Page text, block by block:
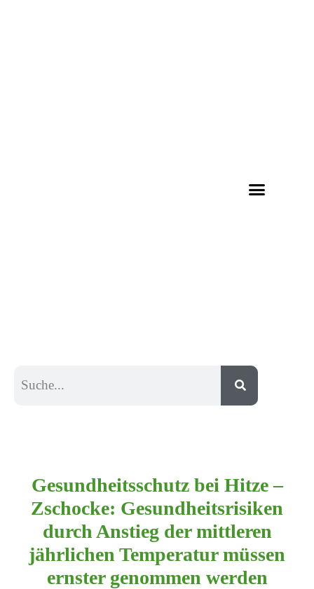
Gesundheitsschutz bei Hitze –
Zschocke: Gesundheitsrisiken
durch Anstieg der mittleren
jährlichen Temperatur müssen
ernster genommen werden